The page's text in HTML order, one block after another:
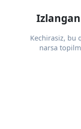
Kechirasiz, bu
narsa